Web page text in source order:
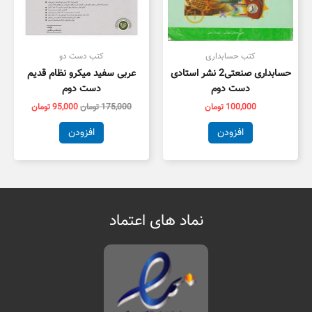
کتب حسابداری
حسابداری صنعتی2 نشر استادی
دست دوم
100,000 تومان
افزودن
کتب دست دو
عربی سفید میکرو نظام قدیم
دست دوم
175,000تومان95,000تومان
افزودن
نماد های اعتماد